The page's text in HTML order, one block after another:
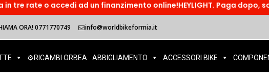
ad un finanzimento online!HEYLIGHT. Paga dopo, sorridi
ORA! 0771770749 info@worldbikeformia.it
⚙️RICAMBI ORBEA ABBIGLIAMENTO ACCESSORI BIKE